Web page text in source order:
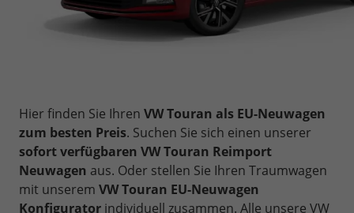
Hier finden Sie Ihren VW Touran als EU-Neuwagen
zum besten Preis. Suchen Sie sich einen unserer
sofort verfügbaren VW Touran Reimport
Neuwagen aus. Oder stellen Sie Ihren Traumwagen
mit unserem VW Touran EU-Neuwagen
Konfigurator individuell zusammen. Alle unsere VW